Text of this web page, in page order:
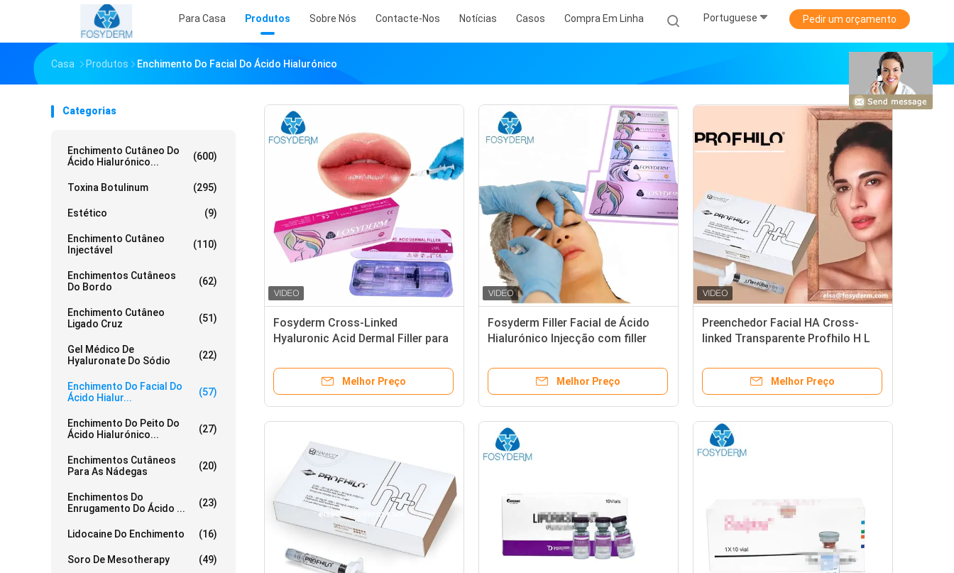
Para Casa Produtos Sobre Nós Contacte-Nos Notícias Casos Compra Em Linha Portuguese Pedir um orçamento
Casa Produtos Enchimento Do Facial Do Ácido Hialurónico
Categorias
Enchimento Cutâneo Do
Ácido Hialurónico...
(600)
Toxina Botulinum (295)
Estético (9)
Enchimento Cutâneo
Injectável
(110)
Enchimentos Cutâneos
Do Bordo
(62)
Enchimento Cutâneo
Ligado Cruz
(51)
Gel Médico De
Hyaluronate Do Sódio
(22)
Enchimento Do Facial Do
Ácido Hialur...
(57)
Enchimento Do Peito Do
Ácido Hialurónico...
(27)
Enchimentos Cutâneos
Para As Nádegas
(20)
Enchimentos Do
Enrugamento Do Ácido ...
(23)
Lidocaine Do Enchimento (16)
Soro De Mesotherapy (49)
Fosyderm Cross-Linked
Hyaluronic Acid Dermal Filler para
Melhor Preço
Fosyderm Filler Facial de Ácido
Hialurónico Injecção com filler
Melhor Preço
Preenchedor Facial HA Cross-
linked Transparente Profhilo H L
Melhor Preço